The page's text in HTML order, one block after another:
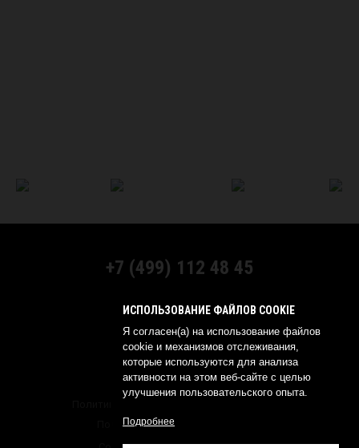
+7 (499) 112 48 45
МЫ В СОЦСЕТЯХ:
© 2026 YOKOHAMA RUSSIA
Политика о конфиденциальности
ИСПОЛЬЗОВАНИЕ ФАЙЛОВ COOKIE
Я согласен(а) на использование файлов
cookie и механизмов отслеживания,
которые используются для анализа
активности на этом веб-сайте с целью
улучшения пользовательского опыта.
Подробнее